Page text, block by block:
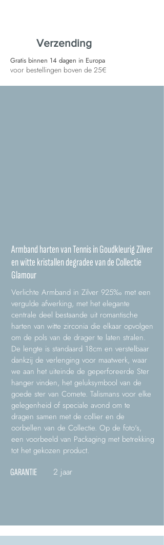
Verzending
Gratis binnen 14 dagen in Europa
voor bestellingen boven de 25€
Armband harten van Tennis in Goudkleurig Zilver
en witte kristallen degradee van de Collectie
Glamour
Verlichte Armband in Zilver 925‰ met een
vergulde afwerking, met het elegante
centrale deel bestaande uit romantische
harten van witte zirconia die elkaar opvolgen
om de pols van de drager te laten stralen.
De lengte is standaard 18cm en verstelbaar
dankzij de verlenging voor maatwerk, waar
we aan het uiteinde de geperforeerde Ster
hanger vinden, het geluksymbool van de
goede ster van Comete. Talismans voor elke
gelegenheid of speciale avond om te
dragen samen met de collier en de
oorbellen van de Collectie. Op de foto's,
een voorbeeld van Packaging met betrekking
tot het gekozen product.
GARANTIE 2 jaar